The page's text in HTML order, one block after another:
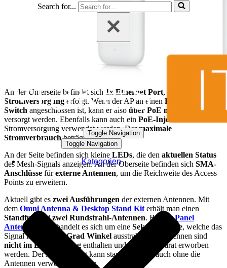
Search for...
Toggle Navigation
Toggle Navigation
Kategorien
An der Unterseite befindet sich 1x Ethernet Port, über den die
Stromversorgung erfolgt. Wenn der AP an einen PoE-fähigen
Switch angeschlossen ist, kann er also über PoE mit Strom
versorgt werden. Ebenfalls kann auch ein PoE-Injektor
Stromversorgung verwendet werden. Dermaximale
Stromverbrauchbeträgt8 Watt.
An der Seite befinden sich kleine LEDs, die den aktuellen Status
des Mesh-Signals anzeigen. An der Oberseite befinden sich SMA-
Anschlüsse fürexterne Antennen, um die Reichweite des Access
Points zu erweitern.
Aktuell gibt es zwei Ausführungen der externen Antennen. Mit
dem Omni Antenna & Desktop Stand Kit erhält man einen
Standfuß
undzwei Rundstrahl-Antennen. Bei derPanel
Antenna Ultra
handelt es sich um eine Sektorantenne, welche das
Signal in einem
90-Grad Winkel ausstrahlt. Die Antennen sind
nicht im Lieferumfang enthalten und müssen separat erworben
werden. Der Access Point kann standardmäßig auch ohne die
Antennen verwendet werden.